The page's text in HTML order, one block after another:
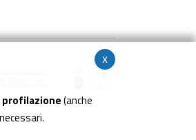
x
profilazione(anche